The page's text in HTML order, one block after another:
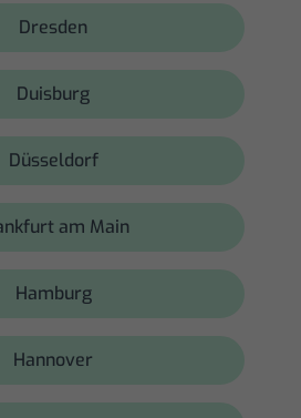
Dresden
Duisburg
Düsseldorf
am Main
Hamburg
Hannover